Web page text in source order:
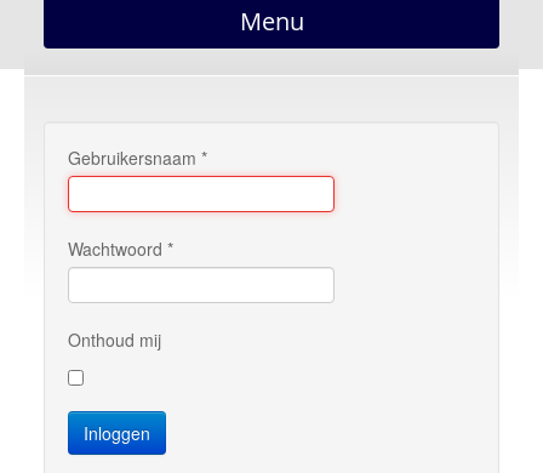
Menu
Home
Nieuws
actueel
Berichten
Optredens
Over ons
vLS Algemeen
vLS Samen Muziek Maken
vLS Muziekopleiding
Gebruikersnaam *
Wachtwoord *
Onthoud mij
Inloggen